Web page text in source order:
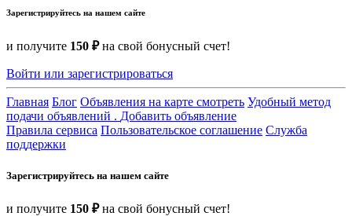
Зарегистрируйтесь на нашем сайте
и получите 150 ₽на свой бонусный счет!
Войти или зарегистрироваться
Главная Блог Объявления на карте смотреть Удобный метод
подачи объявлений . Добавить объявление
Правила сервиса Пользовательское соглашение Служба
поддержки
Зарегистрируйтесь на нашем сайте
и получите 150 ₽на свой бонусный счет!